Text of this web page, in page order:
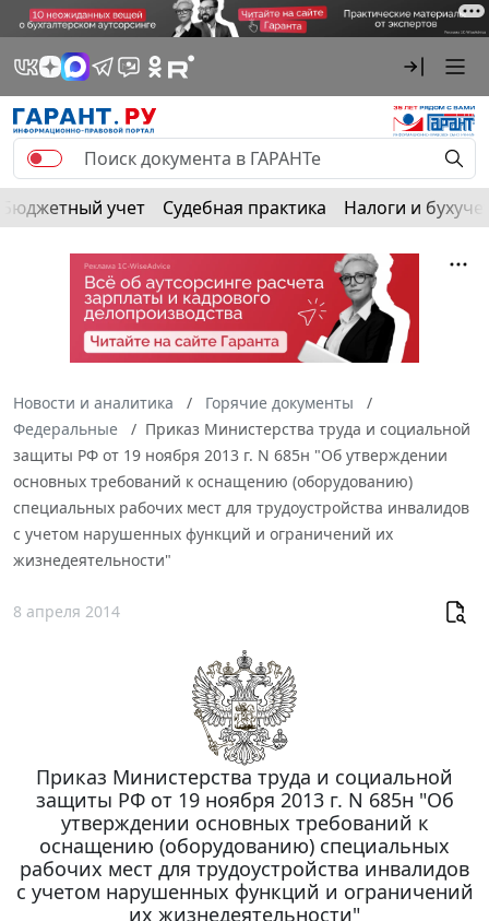
Бюджетный учет Судебная практика Налоги и
Новости и аналитика
Горячие документы
Федеральные
Приказ Министерства труда и социальной
защиты РФ от 19 ноября 2013 г. N 685н "Об утверждении
основных требований к оснащению (оборудованию)
специальных рабочих мест для трудоустройства инвалидов
с учетом нарушенных функций и ограничений их
жизнедеятельности"
8 апреля 2014
Приказ Министерства труда и социальной
защиты РФ от 19 ноября 2013 г. N 685н "Об
утверждении основных требований к
оснащению (оборудованию) специальных
рабочих мест для трудоустройства инвалидов
с учетом нарушенных функций и ограничений
их жизнедеятельности"